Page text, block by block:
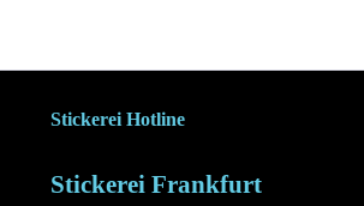
Stickerei Hotline
Stickerei Frankfurt